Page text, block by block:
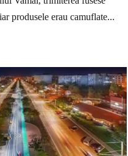
produsele erau camuflate...